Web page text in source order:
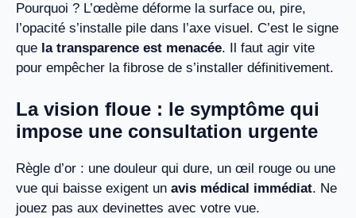
Pourquoi ? L’œdème déforme la surface ou, pire,
l’opacité s’installe pile dans l’axe visuel. C’est le signe
que la transparence est menacée. Il faut agir vite
pour empêcher la fibrose de s’installer définitivement.
La vision floue : le symptôme qui
impose une consultation urgente
Règle d’or : une douleur qui dure, un œil rouge ou une
vue qui baisse exigent un avis médical immédiat. Ne
jouez pas aux devinettes avec votre vue.